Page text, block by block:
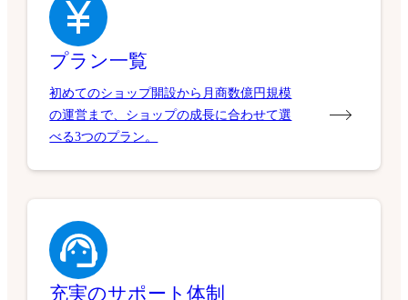
プラン一覧
初めてのショップ開設から月商数億円規模
の運営まで、ショップの成長に合わせて選
べる3つのプラン。
充実のサポート体制